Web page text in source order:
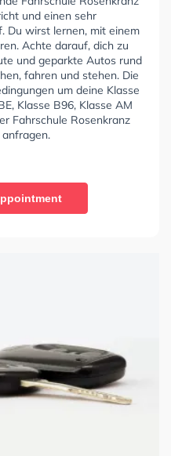
und einen sehr
Du wirst lernen, mit einem
Achte darauf, dich zu
und geparkte Autos rund
fahren und stehen. Die
um deine Klasse
Klasse B96, Klasse AM
Fahrschule Rosenkranz